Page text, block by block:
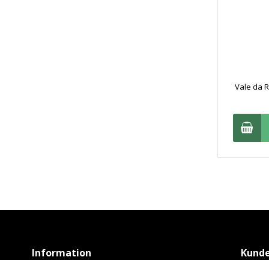
Vale da
Information